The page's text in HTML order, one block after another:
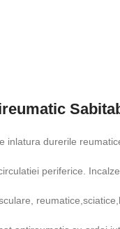
inlatura durerile
periferice.